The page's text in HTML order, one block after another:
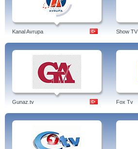
Kanal Avrupa Show TV
Gunaz.tv Fox Tv